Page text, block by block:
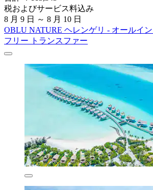
税およびサービス料込み
8 月 9 日 ～ 8 月 10 日
OBLU NATURE ヘレンゲリ - オールイ
フリー トランスファー